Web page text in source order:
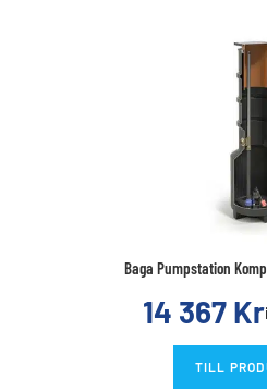
Baga Pumpstation
14 367 Kr
TILL